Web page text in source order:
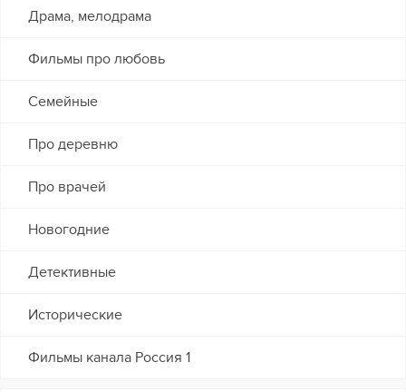
Драма, мелодрама
Фильмы про любовь
Семейные
Про деревню
Про врачей
Новогодние
Детективные
Исторические
Фильмы канала Россия 1